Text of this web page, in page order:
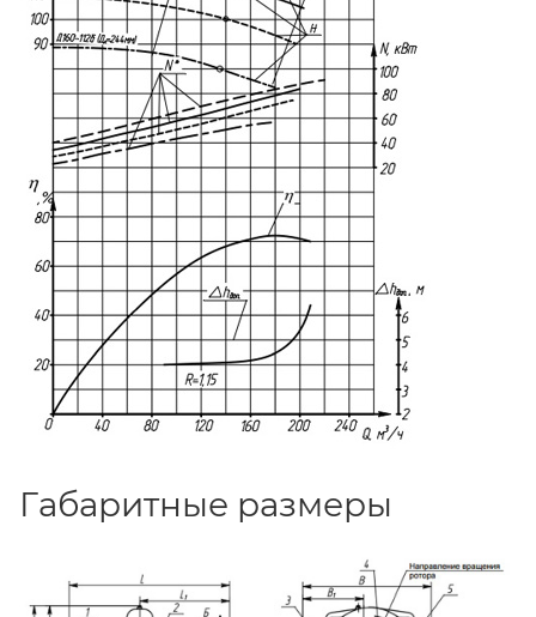
Габаритные размеры